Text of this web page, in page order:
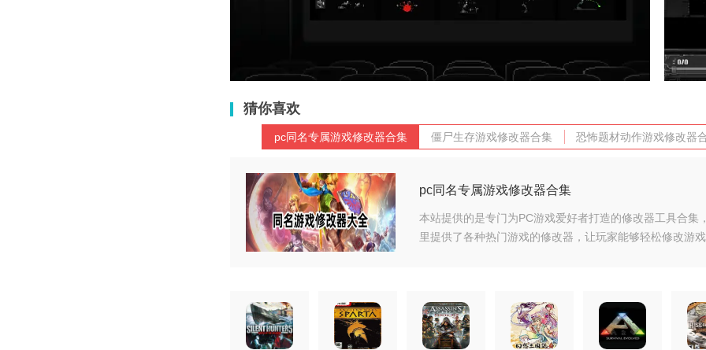
猜你喜欢
pc同名专属游戏修改器合集 僵尸生存游戏修改器合集 恐怖题材动作游戏修改器
pc同名专属游戏修改器合集
本站提供的是专门为PC游戏爱好者打造的修改器工具合集
里提供了各种热门游戏的修改器，让玩家能够轻松修改游